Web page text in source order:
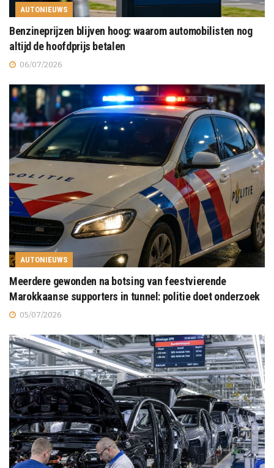
AUTONIEUWS
Benzineprijzen blijven hoog: waarom automobilisten nog
altijd de hoofdprijs betalen
06/07/2026
AUTONIEUWS
Meerdere gewonden na botsing van feestvierende
Marokkaanse supporters in tunnel: politie doet onderzoek
05/07/2026